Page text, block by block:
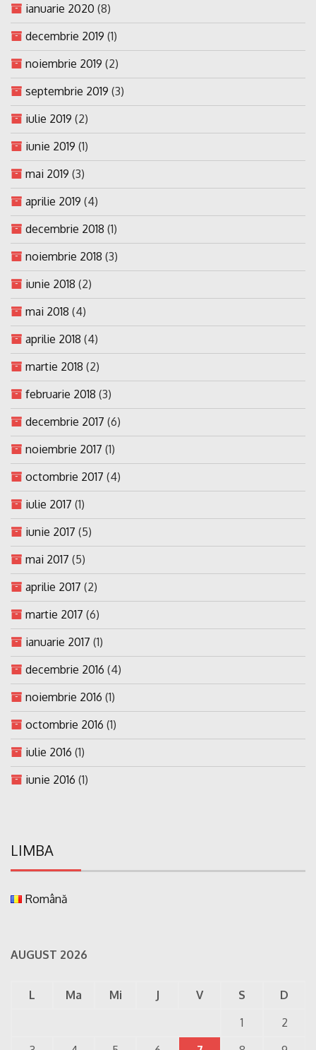
ianuarie 2020 (8)
decembrie 2019 (1)
noiembrie 2019 (2)
septembrie 2019 (3)
iulie 2019 (2)
iunie 2019 (1)
mai 2019 (3)
aprilie 2019 (4)
decembrie 2018 (1)
noiembrie 2018 (3)
iunie 2018 (2)
mai 2018 (4)
aprilie 2018 (4)
martie 2018 (2)
februarie 2018 (3)
decembrie 2017 (6)
noiembrie 2017 (1)
octombrie 2017 (4)
iulie 2017 (1)
iunie 2017 (5)
mai 2017 (5)
aprilie 2017 (2)
martie 2017 (6)
ianuarie 2017 (1)
decembrie 2016 (4)
noiembrie 2016 (1)
octombrie 2016 (1)
iulie 2016 (1)
iunie 2016 (1)
LIMBA
Română
AUGUST 2026
L Ma Mi J V S
D
1
2